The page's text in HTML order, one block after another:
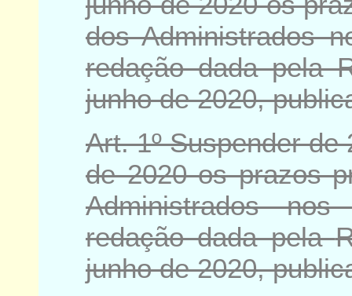
dos Administrados
redação dada pela
junho de 2020,
Art. 1º Suspender
de 2020 os prazos
Administrados
redação dada pela
junho de 2020,